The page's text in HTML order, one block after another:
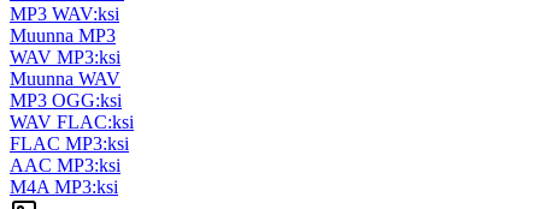
MP3 WAV:ksi
Muunna MP3
WAV MP3:ksi
Muunna WAV
MP3 OGG:ksi
WAV FLAC:ksi
FLAC MP3:ksi
AAC MP3:ksi
M4A MP3:ksi